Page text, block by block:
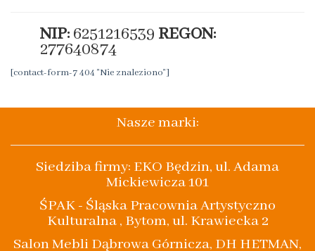
NIP: 6251216539 REGON:
277640874
[contact-form-7 404 "Nie znaleziono"]
Nasze marki:
Siedziba firmy: EKO Będzin, ul. Adama
Mickiewicza 101
ŚPAK - Śląska Pracownia Artystyczno
Kulturalna , Bytom, ul. Krawiecka 2
Salon Mebli Dąbrowa Górnicza, DH HETMAN,